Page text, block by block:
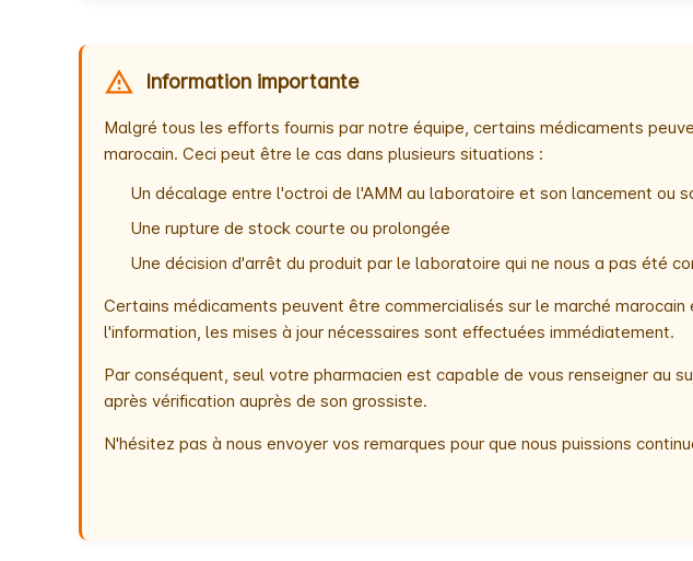
Information importante
Malgré tous les efforts fournis par notre équipe, certains médicaments
marocain. Ceci peut être le cas dans plusieurs situations :
Un décalage entre l'octroi de l'AMM au laboratoire et son lancement ou
Une rupture de stock courte ou prolongée
Une décision d'arrêt du produit par le laboratoire qui ne nous a pas été
Certains médicaments peuvent être commercialisés sur le marché
l'information, les mises à jour nécessaires sont effectuées immédiatement.
Par conséquent, seul votre pharmacien est capable de vous renseigner au
après vérification auprès de son grossiste.
N'hésitez pas à nous envoyer vos remarques pour que nous puissions